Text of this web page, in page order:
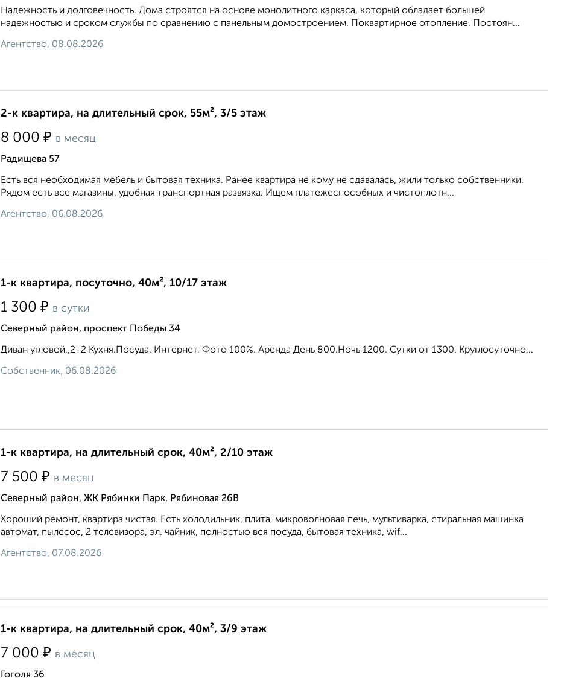
Надежность и долговечность. Дома строятся на основе монолитного каркаса, который обладает большей
надежностью и сроком службы по сравнению с панельным домостроением. Поквартирное отопление. Постоян...
Агентство, 08.08.2026
2-к квартира, на длительный срок, 55м², 3/5 этаж
8 000 ₽ в месяц
Радищева 57
Есть вся необходимая мебель и бытовая техника. Ранее квартира не кому не сдавалась, жили только собственники.
Рядом есть все магазины, удобная транспортная развязка. Ищем платежеспособных и чистоплотн...
Агентство, 06.08.2026
1-к квартира, посуточно, 40м², 10/17 этаж
1 300 ₽ в сутки
Северный район, проспект Победы 34
Диван угловой.,2+2 Кухня.Посуда. Интернет. Фото 100%. Аренда День 800.Ночь 1200. Сутки от 1300. Круглосуточно...
Собственник, 06.08.2026
1-к квартира, на длительный срок, 40м², 2/10 этаж
7 500 ₽ в месяц
Северный район, ЖК Рябинки Парк, Рябиновая 26В
Хороший ремонт, квартира чистая. Есть холодильник, плита, микроволновая печь, мультиварка, стиральная машинка
автомат, пылесос, 2 телевизора, эл. чайник, полностью вся посуда, бытовая техника, wif...
Агентство, 07.08.2026
1-к квартира, на длительный срок, 40м², 3/9 этаж
7 000 ₽ в месяц
Гоголя 36